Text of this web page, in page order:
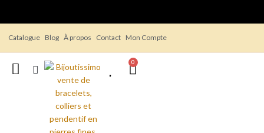
Catalogue Blog À propos Contact Mon Compte
0